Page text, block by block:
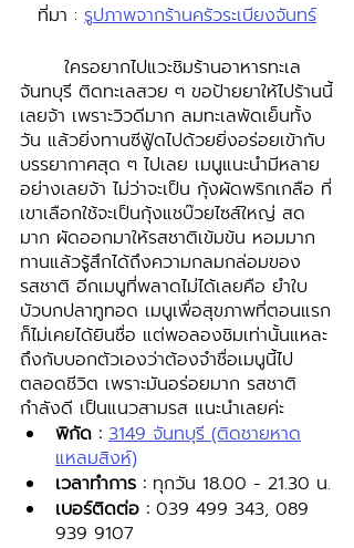
ที่มา : รูปภาพจากร้านครัวระเบียงจันทร์
จันทบุรี ติดทะเลสวย ๆ ขอป้ายยาให้ไปร้านนี้
เลยจ้า เพราะวิวดีมาก ลมทะเลพัดเย็นทั้ง
วัน แล้วยิ่งทานซีฟู้ดไปด้วยยิ่งอร่อยเข้ากับ
บรรยากาศสุด ๆ ไปเลย เมนูแนะนำมีหลาย
อย่างเลยจ้า ไม่ว่าจะเป็น กุ้งผัดพริกเกลือ ที่
เขาเลือกใช้จะเป็นกุ้งแชบ๊วยไซส์ใหญ่ สด
มาก ผัดออกมาให้รสชาติเข้มข้น หอมมาก
ทานแล้วรู้สึกได้ถึงความกลมกล่อมของ
รสชาติ อีกเมนูที่พลาดไม่ได้เลยคือ ยำใบ
บัวบกปลาทูทอด เมนูเพื่อสุขภาพที่ตอนแรก
ก็ไม่เคยได้ยินชื่อ แต่พอลองชิมเท่านั้นแหละ
ถึงกับบอกตัวเองว่าต้องจำชื่อเมนูนี้ไป
ตลอดชีวิต เพราะมันอร่อยมาก รสชาติ
กำลังดี เป็นแนวสามรส แนะนำเลยค่ะ
พิกัด : 3149 จันทบุรี (ติดชายหาด
แหลมสิงห์)
เวลาทำการ : ทุกวัน 18.00 - 21.30 น.
เบอร์ติดต่อ : 039 499 343, 089
939 9107